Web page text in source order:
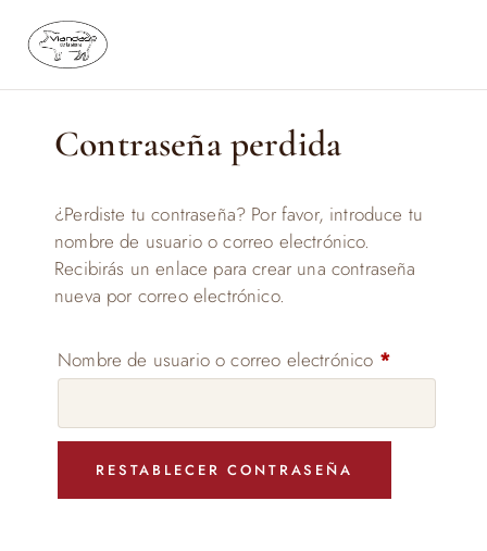
contenido
Contraseña perdida
¿Perdiste tu contraseña? Por favor, introduce tu
nombre de usuario o correo electrónico.
Recibirás un enlace para crear una contraseña
nueva por correo electrónico.
Nombre de usuario o correo electrónico *Obligatorio
RESTABLECER CONTRASEÑA